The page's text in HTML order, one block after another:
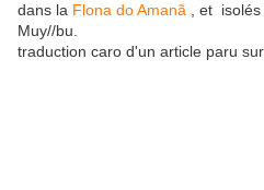
dans la Flona do Amanã
, et
Muy//bu.
traduction caro d'un article paru